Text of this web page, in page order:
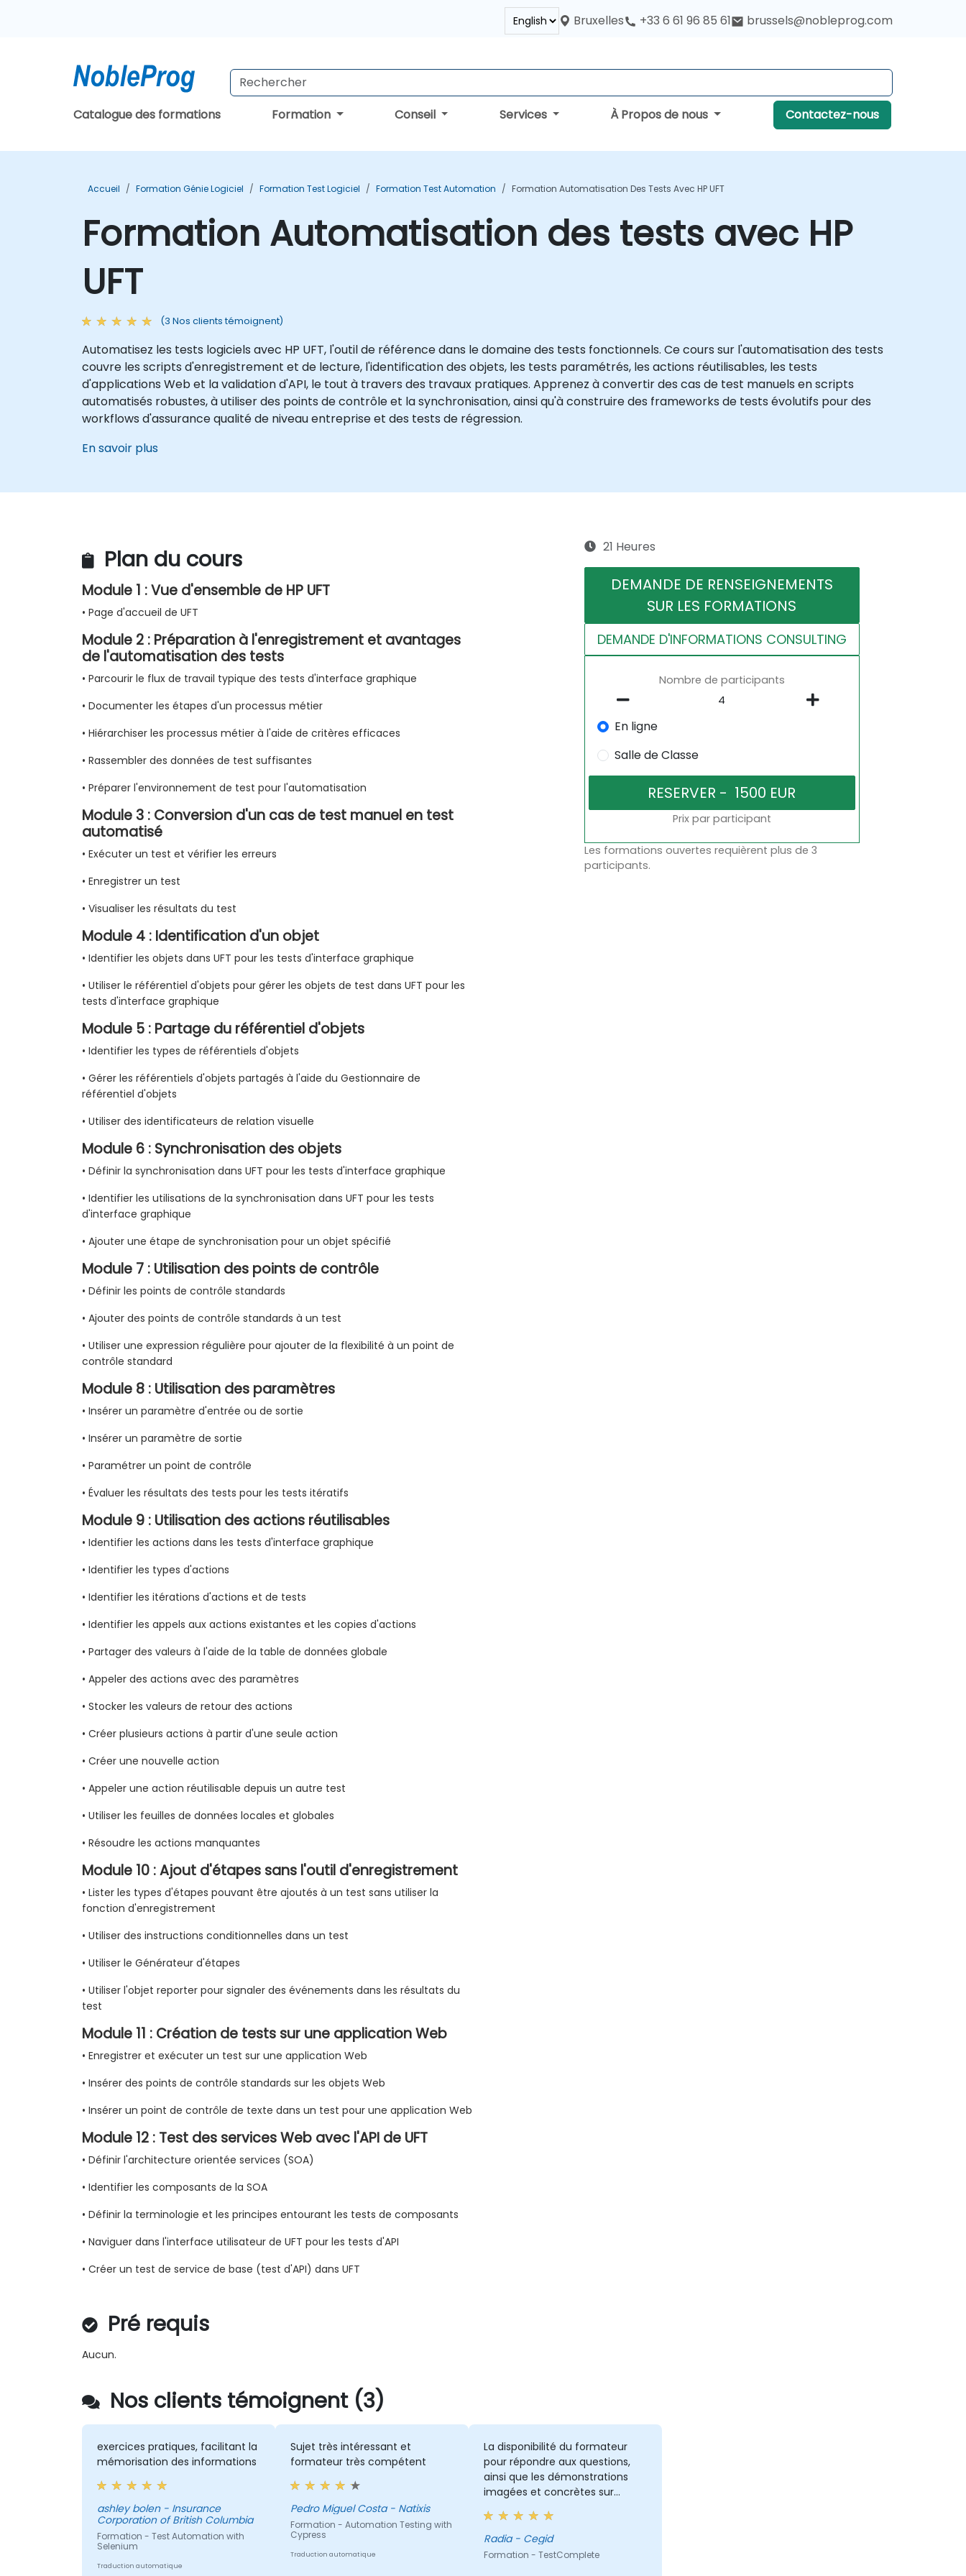
Bruxelles +33 6 61 96 85 61 brussels@nobleprog.com
Catalogue des formations Formation Conseil Services À Propos de nous Contactez-nous
Accueil Formation Génie Logiciel Formation Test Logiciel Formation Test Automation Formation Automatisation Des Tests Avec HP UFT
Formation Automatisation des tests avec HP
UFT
(3 Nos clients témoignent)
Automatisez les tests logiciels avec HP UFT, l'outil de référence dans le domaine des tests fonctionnels. Ce cours sur l'automatisation des tests
couvre les scripts d'enregistrement et de lecture, l'identification des objets, les tests paramétrés, les actions réutilisables, les tests
d'applications Web et la validation d'API, le tout à travers des travaux pratiques. Apprenez à convertir des cas de test manuels en scripts
automatisés robustes, à utiliser des points de contrôle et la synchronisation, ainsi qu'à construire des frameworks de tests évolutifs pour des
workflows d'assurance qualité de niveau entreprise et des tests de régression.
En savoir plus
Plan du cours
Module 1 : Vue d'ensemble de HP UFT
• Page d'accueil de UFT
Module 2 : Préparation à l'enregistrement et avantages
de l'automatisation des tests
• Parcourir le flux de travail typique des tests d'interface graphique
• Documenter les étapes d'un processus métier
• Hiérarchiser les processus métier à l'aide de critères efficaces
• Rassembler des données de test suffisantes
• Préparer l'environnement de test pour l'automatisation
Module 3 : Conversion d'un cas de test manuel en test
automatisé
• Exécuter un test et vérifier les erreurs
• Enregistrer un test
• Visualiser les résultats du test
Module 4 : Identification d'un objet
• Identifier les objets dans UFT pour les tests d'interface graphique
• Utiliser le référentiel d'objets pour gérer les objets de test dans UFT pour les
tests d'interface graphique
Module 5 : Partage du référentiel d'objets
• Identifier les types de référentiels d'objets
• Gérer les référentiels d'objets partagés à l'aide du Gestionnaire de
référentiel d'objets
• Utiliser des identificateurs de relation visuelle
Module 6 : Synchronisation des objets
• Définir la synchronisation dans UFT pour les tests d'interface graphique
• Identifier les utilisations de la synchronisation dans UFT pour les tests
d'interface graphique
• Ajouter une étape de synchronisation pour un objet spécifié
Module 7 : Utilisation des points de contrôle
• Définir les points de contrôle standards
• Ajouter des points de contrôle standards à un test
• Utiliser une expression régulière pour ajouter de la flexibilité à un point de
contrôle standard
Module 8 : Utilisation des paramètres
• Insérer un paramètre d'entrée ou de sortie
• Insérer un paramètre de sortie
• Paramétrer un point de contrôle
• Évaluer les résultats des tests pour les tests itératifs
Module 9 : Utilisation des actions réutilisables
• Identifier les actions dans les tests d'interface graphique
• Identifier les types d'actions
• Identifier les itérations d'actions et de tests
• Identifier les appels aux actions existantes et les copies d'actions
• Partager des valeurs à l'aide de la table de données globale
• Appeler des actions avec des paramètres
• Stocker les valeurs de retour des actions
• Créer plusieurs actions à partir d'une seule action
• Créer une nouvelle action
• Appeler une action réutilisable depuis un autre test
• Utiliser les feuilles de données locales et globales
• Résoudre les actions manquantes
Module 10 : Ajout d'étapes sans l'outil d'enregistrement
• Lister les types d'étapes pouvant être ajoutés à un test sans utiliser la
fonction d'enregistrement
• Utiliser des instructions conditionnelles dans un test
• Utiliser le Générateur d'étapes
• Utiliser l'objet reporter pour signaler des événements dans les résultats du
test
Module 11 : Création de tests sur une application Web
• Enregistrer et exécuter un test sur une application Web
• Insérer des points de contrôle standards sur les objets Web
• Insérer un point de contrôle de texte dans un test pour une application Web
Module 12 : Test des services Web avec l'API de UFT
• Définir l'architecture orientée services (SOA)
• Identifier les composants de la SOA
• Définir la terminologie et les principes entourant les tests de composants
• Naviguer dans l'interface utilisateur de UFT pour les tests d'API
• Créer un test de service de base (test d'API) dans UFT
Pré requis
Aucun.
21 Heures
DEMANDE DE RENSEIGNEMENTS
SUR LES FORMATIONS
DEMANDE D'INFORMATIONS CONSULTING
Nombre de participants
En ligne
Salle de Classe
Prix par participant
Les formations ouvertes requièrent plus de 3
participants.
Nos clients témoignent (3)
exercices pratiques, facilitant la
mémorisation des informations
ashley bolen - Insurance
Corporation of British Columbia
Formation - Test Automation with
Selenium
Traduction automatique
Sujet très intéressant et
formateur très compétent
Pedro Miguel Costa - Natixis
Formation - Automation Testing with
Cypress
Traduction automatique
La disponibilité du formateur
pour répondre aux questions,
ainsi que les démonstrations
imagées et concrètes sur
TestComplete.
Radia - Cegid
Formation - TestComplete